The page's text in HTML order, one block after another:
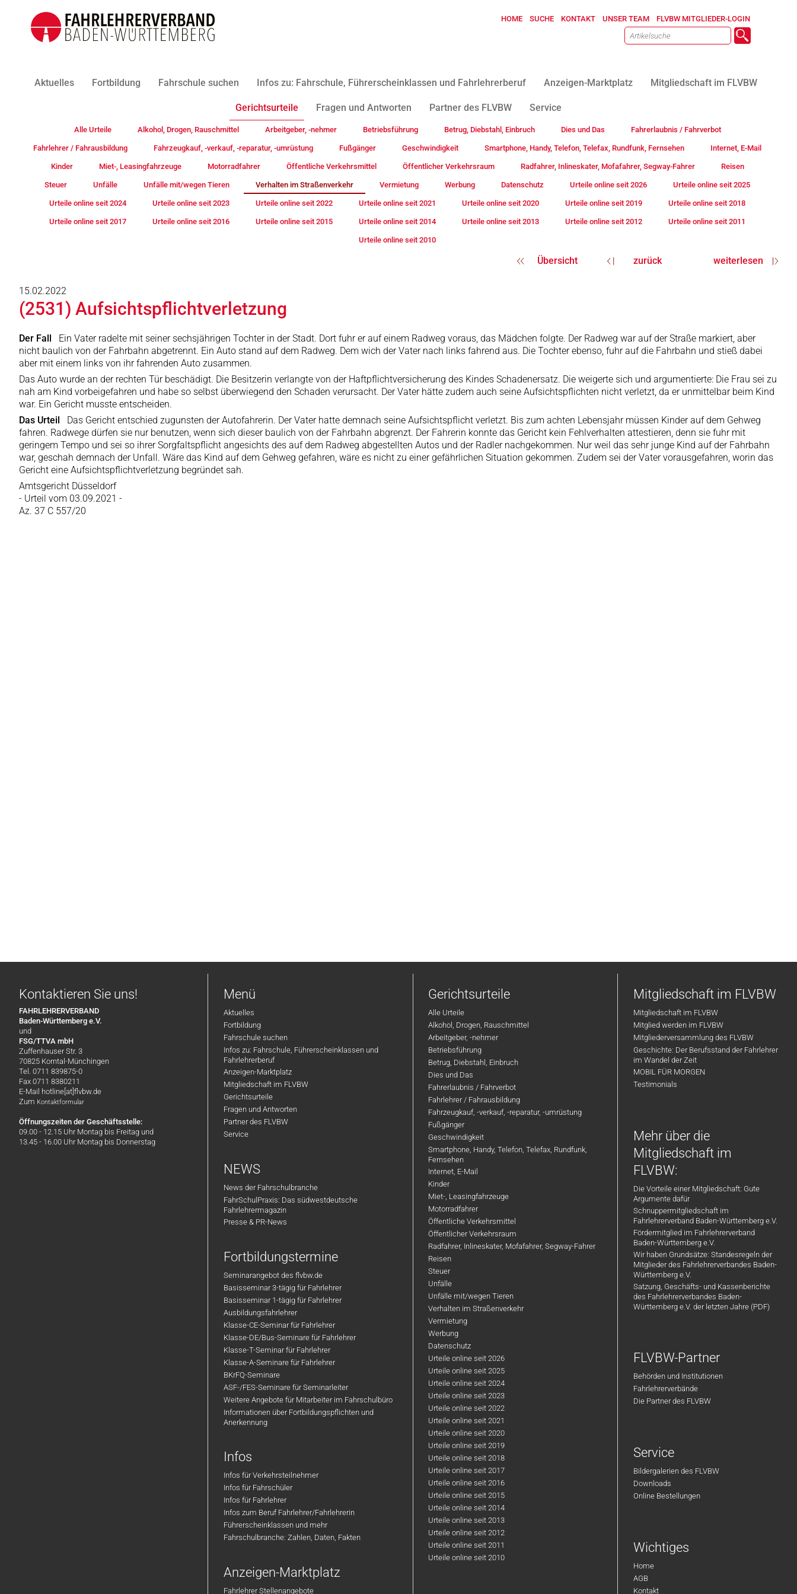
HOME SUCHE KONTAKT UNSER TEAM FLVBW MITGLIEDER-LOGIN
Aktuelles Fortbildung Fahrschule suchen Infos zu: Fahrschule, Führerscheinklassen und Fahrlehrerberuf Anzeigen-Marktplatz Mitgliedschaft im FLVBW
Gerichtsurteile Fragen und Antworten Partner des FLVBW Service
Alle Urteile Alkohol, Drogen, Rauschmittel Arbeitgeber, -nehmer Betriebsführung Betrug, Diebstahl, Einbruch Dies und Das Fahrerlaubnis / Fahrverbot
Fahrlehrer / Fahrausbildung Fahrzeugkauf, -verkauf, -reparatur, -umrüstung Fußgänger Geschwindigkeit Smartphone, Handy, Telefon, Telefax, Rundfunk, Fernsehen Internet, E-Mail
Kinder Miet-, Leasingfahrzeuge Motorradfahrer Öffentliche Verkehrsmittel Öffentlicher Verkehrsraum Radfahrer, Inlineskater, Mofafahrer, Segway-Fahrer Reisen
Steuer Unfälle Unfälle mit/wegen Tieren Verhalten im Straßenverkehr Vermietung Werbung Datenschutz Urteile online seit 2026 Urteile online seit 2025
Urteile online seit 2024 Urteile online seit 2023 Urteile online seit 2022 Urteile online seit 2021 Urteile online seit 2020 Urteile online seit 2019 Urteile online seit 2018
Urteile online seit 2017 Urteile online seit 2016 Urteile online seit 2015 Urteile online seit 2014 Urteile online seit 2013 Urteile online seit 2012 Urteile online seit 2011
Urteile online seit 2010
Übersicht zurück weiterlesen
15.02.2022
(2531) Aufsichtspflichtverletzung
Der Fall
Ein Vater radelte mit seiner sechsjährigen Tochter in der Stadt. Dort fuhr er auf einem Radweg voraus, das Mädchen folgte. Der Radweg war auf der Straße markiert, aber
nicht baulich von der Fahrbahn abgetrennt. Ein Auto stand auf dem Radweg. Dem wich der Vater nach links fahrend aus. Die Tochter ebenso, fuhr auf die Fahrbahn und stieß dabei
aber mit einem links von ihr fahrenden Auto zusammen.
Das Auto wurde an der rechten Tür beschädigt. Die Besitzerin verlangte von der Haftpflichtversicherung des Kindes Schadenersatz. Die weigerte sich und argumentierte: Die Frau sei zu
nah am Kind vorbeigefahren und habe so selbst überwiegend den Schaden verursacht. Der Vater hätte zudem auch seine Aufsichtspflichten nicht verletzt, da er unmittelbar beim Kind
war. Ein Gericht musste entscheiden.
Das Urteil
Das Gericht entschied zugunsten der Autofahrerin. Der Vater hatte demnach seine Aufsichtspflicht verletzt. Bis zum achten Lebensjahr müssen Kinder auf dem Gehweg
fahren. Radwege dürfen sie nur benutzen, wenn sich dieser baulich von der Fahrbahn abgrenzt. Der Fahrerin konnte das Gericht kein Fehlverhalten attestieren, denn sie fuhr mit
geringem Tempo und sei so ihrer Sorgfaltspflicht angesichts des auf dem Radweg abgestellten Autos und der Radler nachgekommen. Nur weil das sehr junge Kind auf der Fahrbahn
war, geschah demnach der Unfall. Wäre das Kind auf dem Gehweg gefahren, wäre es nicht zu einer gefährlichen Situation gekommen. Zudem sei der Vater vorausgefahren, worin das
Gericht eine Aufsichtspflichtverletzung begründet sah.
Amtsgericht Düsseldorf
- Urteil vom 03.09.2021 -
Az. 37 C 557/20
Kontaktieren Sie uns!
FAHRLEHRERVERBAND
Baden-Württemberg e.V.
und
FSG/TTVA mbH
Zuffenhauser Str. 3
70825 Korntal-Münchingen
Tel. 0711 839875-0
Fax 0711 8380211
E-Mail hotline[at]flvbw.de
Zum Kontaktformular
Öffnungszeiten der Geschäftsstelle:
09.00 - 12.15 Uhr Montag bis Freitag und
13.45 - 16.00 Uhr Montag bis Donnerstag
Menü
Aktuelles
Fortbildung
Fahrschule suchen
Infos zu: Fahrschule, Führerscheinklassen und
Fahrlehrerberuf
Anzeigen-Marktplatz
Mitgliedschaft im FLVBW
Gerichtsurteile
Fragen und Antworten
Partner des FLVBW
Service
NEWS
News der Fahrschulbranche
FahrSchulPraxis: Das südwestdeutsche
Fahrlehrermagazin
Presse & PR-News
Fortbildungstermine
Seminarangebot des flvbw.de
Basisseminar 3-tägig für Fahrlehrer
Basisseminar 1-tägig für Fahrlehrer
Ausbildungsfahrlehrer
Klasse-CE-Seminar für Fahrlehrer
Klasse-DE/Bus-Seminare für Fahrlehrer
Klasse-T-Seminar für Fahrlehrer
Klasse-A-Seminare für Fahrlehrer
BKrFQ-Seminare
ASF-/FES-Seminare für Seminarleiter
Weitere Angebote für Mitarbeiter im Fahrschulbüro
Informationen über Fortbildungspflichten und
Anerkennung
Infos
Infos für Verkehrsteilnehmer
Infos für Fahrschüler
Infos für Fahrlehrer
Infos zum Beruf Fahrlehrer/Fahrlehrerin
Führerscheinklassen und mehr
Fahrschulbranche: Zahlen, Daten, Fakten
Anzeigen-Marktplatz
Fahrlehrer Stellenangebote
Gerichtsurteile
Alle Urteile
Alkohol, Drogen, Rauschmittel
Arbeitgeber, -nehmer
Betriebsführung
Betrug, Diebstahl, Einbruch
Dies und Das
Fahrerlaubnis / Fahrverbot
Fahrlehrer / Fahrausbildung
Fahrzeugkauf, -verkauf, -reparatur, -umrüstung
Fußgänger
Geschwindigkeit
Smartphone, Handy, Telefon, Telefax, Rundfunk,
Fernsehen
Internet, E-Mail
Kinder
Miet-, Leasingfahrzeuge
Motorradfahrer
Öffentliche Verkehrsmittel
Öffentlicher Verkehrsraum
Radfahrer, Inlineskater, Mofafahrer, Segway-Fahrer
Reisen
Steuer
Unfälle
Unfälle mit/wegen Tieren
Verhalten im Straßenverkehr
Vermietung
Werbung
Datenschutz
Urteile online seit 2026
Urteile online seit 2025
Urteile online seit 2024
Urteile online seit 2023
Urteile online seit 2022
Urteile online seit 2021
Urteile online seit 2020
Urteile online seit 2019
Urteile online seit 2018
Urteile online seit 2017
Urteile online seit 2016
Urteile online seit 2015
Urteile online seit 2014
Urteile online seit 2013
Urteile online seit 2012
Urteile online seit 2011
Urteile online seit 2010
Mitgliedschaft im FLVBW
Mitgliedschaft im FLVBW
Mitglied werden im FLVBW
Mitgliederversammlung des FLVBW
Geschichte: Der Berufsstand der Fahrlehrer
im Wandel der Zeit
MOBIL FÜR MORGEN
Testimonials
Mehr über die
Mitgliedschaft im
FLVBW:
Die Vorteile einer Mitgliedschaft: Gute
Argumente dafür
Schnuppermitgliedschaft im
Fahrlehrerverband Baden-Württemberg e.V.
Fördermitglied im Fahrlehrerverband
Baden-Württemberg e.V.
Wir haben Grundsätze: Standesregeln der
Mitglieder des Fahrlehrerverbandes Baden-
Württemberg e.V.
Satzung, Geschäfts- und Kassenberichte
des Fahrlehrerverbandes Baden-
Württemberg e.V. der letzten Jahre (PDF)
FLVBW-Partner
Behörden und Institutionen
Fahrlehrerverbände
Die Partner des FLVBW
Service
Bildergalerien des FLVBW
Downloads
Online Bestellungen
Wichtiges
Home
AGB
Kontakt